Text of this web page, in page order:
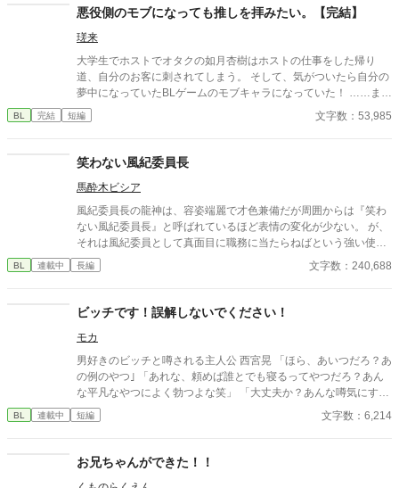
職務に当たっていた。 しかしある日、突如として彼の生活を脅か
す転入生が現われる。 ボサボサ頭に大きなメガネ、ブカブカの制
服に身を包んだ転校生は、元はシングルマザーの田舎育ち。母の
再婚により理事長の親戚となり、この学園に編入してきたもの
の、学園の特殊な環境に慣れず、あくまでも庶民感覚で突き進も
うとする。 おまけにその転校生に、生徒会執行部の面々はメロメ
う、彼こそが、中学まで、転校生を凌ぐ超極貧ド田舎生活をして
悪役側のモブになっても推しを拝みたい。【完結】
瑳来
大学生でホストでオタクの如月杏樹はホストの仕事をした帰り
道、自分のお客に刺されてしまう。 そして、気がついたら自分の
夢中になっていたBLゲームのモブキャラになっていた！ ……ま、
推しを拝めるからいっか！ てな感じで、ほのぼのと生きていこう
と心に決めたのであった。 ウィル様のおまけにて完結致しまし
BL 完結 短編 文字数：53,985
笑わない風紀委員長
馬酔木ビシア
風紀委員長の龍神は、容姿端麗で才色兼備だが周囲からは『笑わ
ない風紀委員長』と呼ばれているほど表情の変化が少ない。 が、
それは風紀委員として真面目に職務に当たらねばという強い使命
感のもと表情含め笑うことが少ないだけであった。 そんなある
日、時期外れの転校生がやってきて次々に人気者を手玉に取った
走する内に 彼の表情に接する者が増え始め── ※作者は知識な
し・文才なしの一般人ですのでご了承ください。何言っちゃって
んのこいつ状態になる可能性大。 ※この作品は私が単純にクール
でちょっと可愛い男子が書きたかっただけの自己満作品ですので
読む際はその点をご了承ください。 ※文や誤字脱字へのご指摘は
ウエルカムです！アンチコメントと荒らしだけはやめて頂きた
思っております。見切り発車ですすみません……。
BL 連載中 長編 文字数：240,688
ビッチです！誤解しないでください！
モカ
男好きのビッチと噂される主人公 西宮晃 「ほら、あいつだろ？あ
の例のやつ｣ 「あれな、頼めば誰とでも寝るってやつだろ？あん
な平凡なやつによく勃つよな笑」 「大丈夫か？あんな噂気にする
な」 「晃ほど清純な男はいないというのに」 「お前に嫉妬してあ
んな下らない噂を流すなんてな」 噂じゃなくて事実ですけ
達、なぜか噂を流して俺を貶めてると勘違いされてる転校生……
魔性の男で申し訳ない笑 めちゃくちゃスロー更新になりますが、
BL 連載中 短編 文字数：6,214
お兄ちゃんができた！！